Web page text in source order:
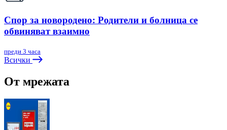
Спор за новородено: Родители и болница се
обвиняват взаимно
преди 3 часа
Всички
От мрежата